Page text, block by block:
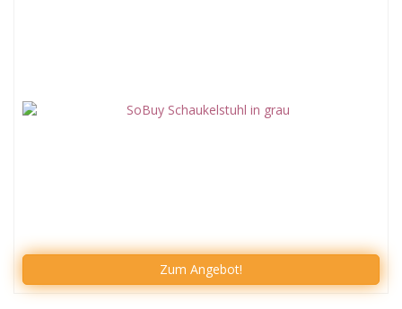
Zum Angebot!